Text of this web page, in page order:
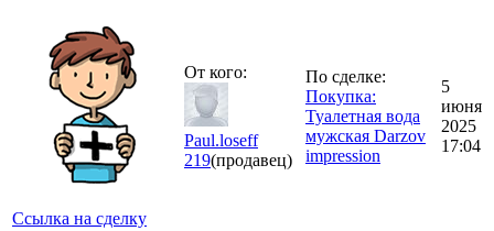
Ссылка на сделку
От кого:
Paul.loseff
219(продавец)
По сделке:
Покупка:
Туалетная вода
мужская Darzov
impression
5
июня
2025
17:04